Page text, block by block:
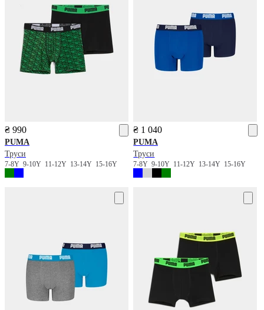
₴ 990
PUMA
Труси
7-8Y 9-10Y 11-12Y 13-14Y 15-16Y
₴ 1 040
PUMA
Труси
7-8Y9-10Y 11-12Y 13-14Y 15-16Y